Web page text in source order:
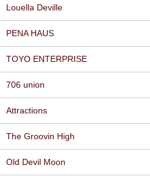
Louella Deville
PENA HAUS
TOYO ENTERPRISE
706 union
Attractions
The Groovin High
Old Devil Moon